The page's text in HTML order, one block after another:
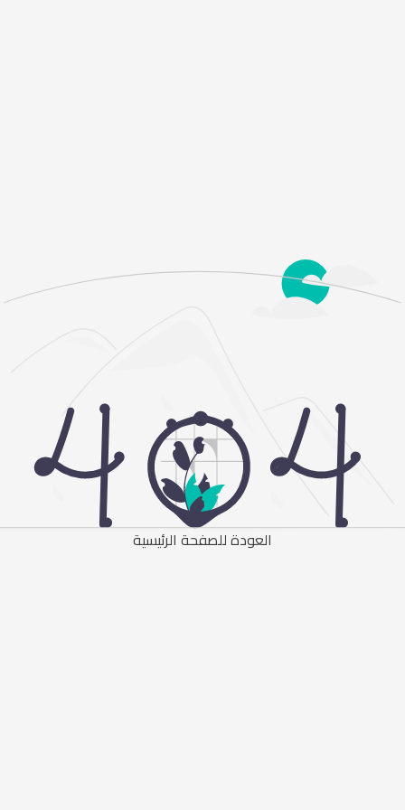
العودة للصفحة الرئيسية